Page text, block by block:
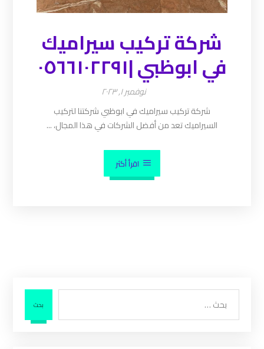
شركة تركيب سيراميك
في ابوظبي |٠٥٦٦١٠٢٢٩١
نوفمبر ١, ٢٠٢٣
شركة تركيب سيراميك في ابوظبي شركتنا لتركيب
السيراميك تعد من أفضل الشركات في هذا المجال، ...
اقرأ أكثر
بحث